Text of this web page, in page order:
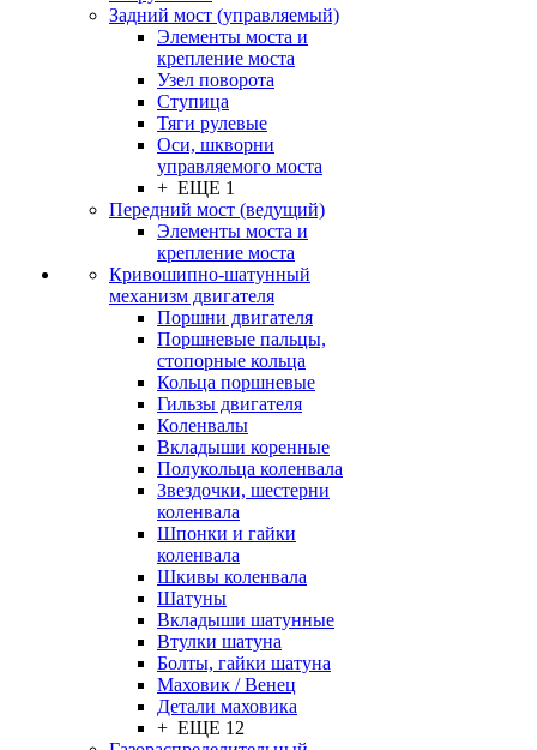
Задний мост (управляемый)
Элементы моста и
крепление моста
Узел поворота
Ступица
Тяги рулевые
Оси, шкворни
управляемого моста
+ ЕЩЕ 1
Передний мост (ведущий)
Элементы моста и
крепление моста
Кривошипно-шатунный
механизм двигателя
Поршни двигателя
Поршневые пальцы,
стопорные кольца
Кольца поршневые
Гильзы двигателя
Коленвалы
Вкладыши коренные
Полукольца коленвала
Звездочки, шестерни
коленвала
Шпонки и гайки
коленвала
Шкивы коленвала
Шатуны
Вкладыши шатунные
Втулки шатуна
Болты, гайки шатуна
Маховик / Венец
Детали маховика
+ ЕЩЕ 12